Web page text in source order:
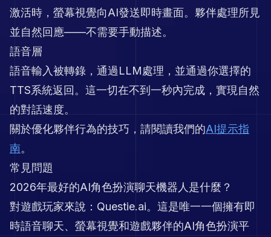
激活時，螢幕視覺向AI發送即時畫面。夥伴處理所見
並自然回應——不需要手動描述。
語音層
語音輸入被轉錄，通過LLM處理，並通過你選擇的
TTS系統返回。這一切在不到一秒內完成，實現自然
的對話速度。
關於優化夥伴行為的技巧，請閱讀我們的AI提示指
南。
常見問題
2026年最好的AI角色扮演聊天機器人是什麼？
對遊戲玩家來說：Questie.ai。這是唯一一個擁有即
時語音聊天、螢幕視覺和遊戲夥伴的AI角色扮演平